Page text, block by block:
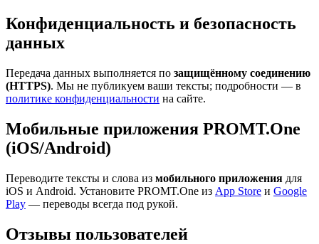
Конфиденциальность и безопасность
данных
Передача данных выполняется по защищённому соединению
(HTTPS). Мы не публикуем ваши тексты; подробности — в
политике конфиденциальности на сайте.
Мобильные приложения PROMT.One
(iOS/Android)
Переводите тексты и слова из мобильного приложения для
iOS и Android. Установите PROMT.One из App Store и Google
Play — переводы всегда под рукой.
Отзывы пользователей